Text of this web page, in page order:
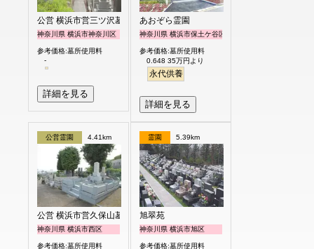
公営 横浜市営三ツ沢墓地
神奈川県 横浜市神奈川区
参考価格:墓所使用料
-
詳細を見る
あおぞら霊園
神奈川県 横浜市保土ケ谷区
参考価格:墓所使用料
0.648 35万円より
永代供養
詳細を見る
公営霊園 4.41km
公営 横浜市営久保山墓地
神奈川県 横浜市西区
参考価格:墓所使用料
霊園 5.39km
旭翠苑
神奈川県 横浜市旭区
参考価格:墓所使用料